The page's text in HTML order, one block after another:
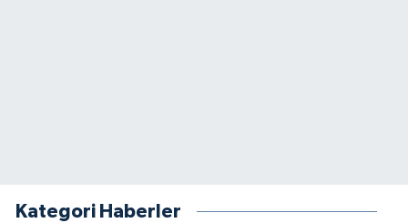
Kategori Haberler